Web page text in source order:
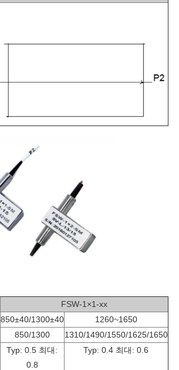
FSW-1×1-xx
850±40/1300±40
1260~1650
850/1300
1310/1490/1550/1625/1650
Typ: 0.5 최대:
0.8
Typ: 0.4 최대: 0.6